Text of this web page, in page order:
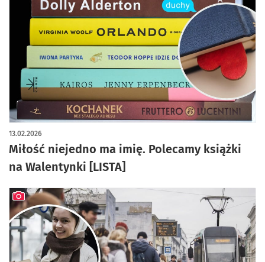
Miłość niejedno ma imię. Polecamy książki
na Walentynki [LISTA]
13.02.2026